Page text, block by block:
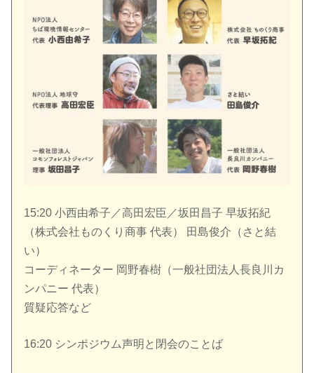
15:20 小西由希子／高田宏臣／坂田昌子 早坂拓紀
（株式会社ものくり商事 代表） 田島俊介（さと結
い）
コーディネーター 岡野春樹（一般社団法人長良川カ
ンパニー 代表）
質疑応答など
16:20 シンポジウム声明と閉会のことば